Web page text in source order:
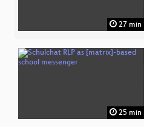
27 min
25 min